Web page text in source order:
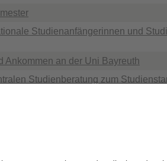
Studienanfängerinnen und
Ankommen an der Uni Bayreuth
Studienberatung zum